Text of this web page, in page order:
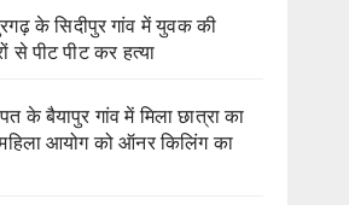
के सिदीपुर गांव में युवक की
से पीट पीट कर हत्या
के बैयापुर गांव में मिला छात्रा का
आयोग को ऑनर किलिंग का